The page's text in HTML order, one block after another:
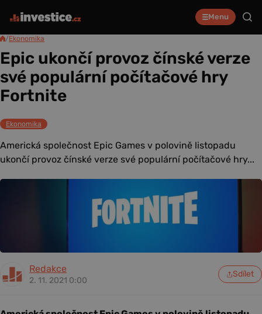
Menu
/Ekonomika
Epic ukončí provoz čínské verze
své populární počítačové hry
Fortnite
Ekonomika
Americká společnost Epic Games v polovině listopadu
ukončí provoz čínské verze své populární počítačové hry...
Redakce
2. 11. 2021 0:00
Sdílet